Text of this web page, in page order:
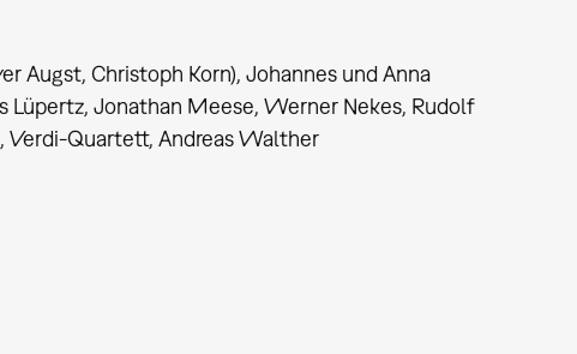
Augst, Christoph Korn), Johannes und Anna
Lüpertz, Jonathan Meese, Werner Nekes, Rudolf
Verdi-Quartett, Andreas Walther